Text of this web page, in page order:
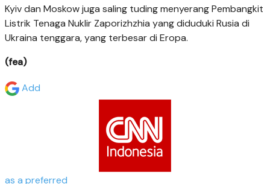
Kyiv dan Moskow juga saling tuding menyerang Pembangkit
Listrik Tenaga Nuklir Zaporizhzhia yang diduduki Rusia di
Ukraina tenggara, yang terbesar di Eropa.
(fea)
Add
as a preferred